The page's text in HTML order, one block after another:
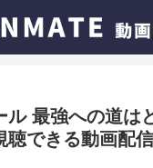
ル 最強への道は
聴できる動画配